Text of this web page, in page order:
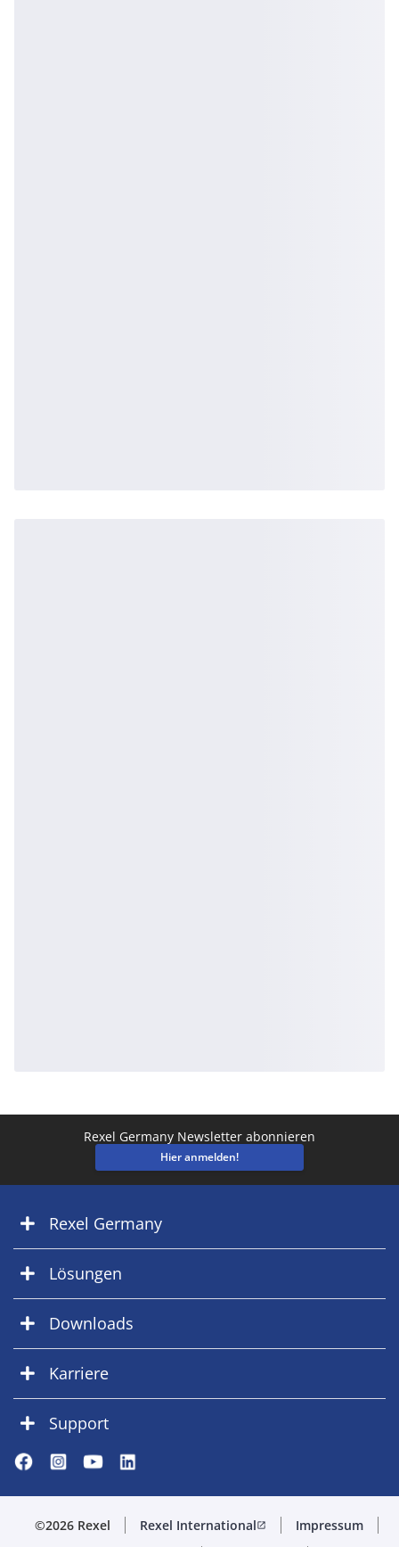
Rexel Germany Newsletter abonnieren
Hier anmelden!
Rexel Germany
Lösungen
Downloads
Karriere
Support
©2026 Rexel Rexel Internationalopen_in_new
Impressum